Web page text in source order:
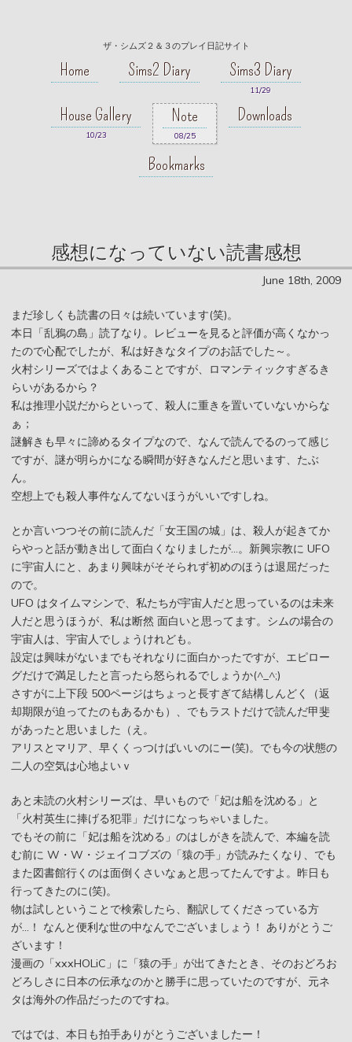
ザ・シムズ２＆３のプレイ日記サイト
Home Sims2 Diary Sims3 Diary
11/29
House Gallery
10/23
Note
08/25
Downloads
Bookmarks
感想になっていない読書感想
June 18th, 2009
まだ珍しくも読書の日々は続いています(笑)。
本日「乱鴉の島」読了なり。レビューを見ると評価が高くなかっ
たので心配でしたが、私は好きなタイプのお話でした～。
火村シリーズではよくあることですが、ロマンティックすぎるき
らいがあるから？
私は推理小説だからといって、殺人に重きを置いていないからな
ぁ；
謎解きも早々に諦めるタイプなので、なんで読んでるのって感じ
ですが、謎が明らかになる瞬間が好きなんだと思います、たぶ
ん。
空想上でも殺人事件なんてないほうがいいですしね。
とか言いつつその前に読んだ「女王国の城」は、殺人が起きてか
らやっと話が動き出して面白くなりましたが…。新興宗教に UFO
に宇宙人にと、あまり興味がそそられず初めのほうは退屈だった
ので。
UFO はタイムマシンで、私たちが宇宙人だと思っているのは未来
人だと思うほうが、私は断然 面白いと思ってます。シムの場合の
宇宙人は、宇宙人でしょうけれども。
設定は興味がないまでもそれなりに面白かったですが、エピロー
グだけで満足したと言ったら怒られるでしょうか(^_^;)
さすがに上下段 500ページはちょっと長すぎて結構しんどく（返
却期限が迫ってたのもあるかも）、でもラストだけで読んだ甲斐
があったと思いました（え。
アリスとマリア、早くくっつけばいいのにー(笑)。でも今の状態の
二人の空気は心地よいｖ
あと未読の火村シリーズは、早いもので「妃は船を沈める」と
「火村英生に捧げる犯罪」だけになっちゃいました。
でもその前に「妃は船を沈める」のはしがきを読んで、本編を読
む前に W・W・ジェイコブズの「猿の手」が読みたくなり、でも
また図書館行くのは面倒くさいなぁと思ってたんですよ。昨日も
行ってきたのに(笑)。
物は試しということで検索したら、翻訳してくださっている方
が…！ なんと便利な世の中なんでございましょう！ ありがとうご
ざいます！
漫画の「xxxHOLiC」に「猿の手」が出てきたとき、そのおどろお
どろしさに日本の伝承なのかと勝手に思っていたのですが、元ネ
タは海外の作品だったのですね。
ではでは、本日も拍手ありがとうございましたー！